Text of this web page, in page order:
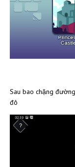
Sau bao chặng
đô